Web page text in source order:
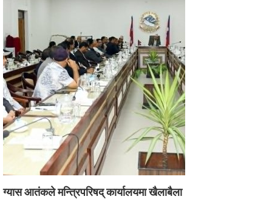
ग्यास आतंकले मन्त्रिपरिषद् कार्यालयमा खैलाबैला